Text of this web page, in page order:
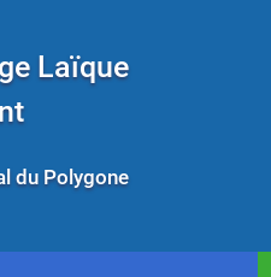
Laïque
du Polygone